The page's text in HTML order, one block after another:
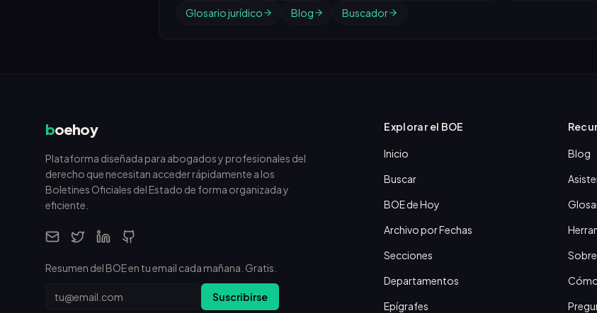
Glosario jurídico
Blog Buscador
boehoy
Plataforma diseñada para abogados y profesionales del
derecho que necesitan acceder rápidamente a los
Boletines Oficiales del Estado de forma organizada y
eficiente.
Resumen del BOE en tu email cada mañana. Gratis.
Email Suscribirse
Explorar el BOE
Inicio
Buscar
BOE de Hoy
Archivo por Fechas
Secciones
Departamentos
Epígrafes
Blog